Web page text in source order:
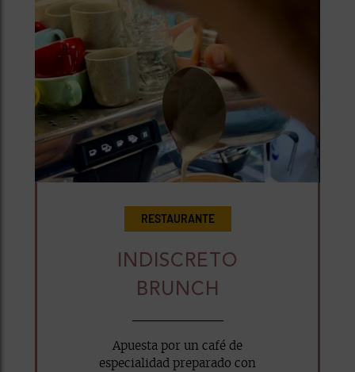
RESTAURANTE
INDISCRETO
BRUNCH
Apuesta por un café de
especialidad preparado con